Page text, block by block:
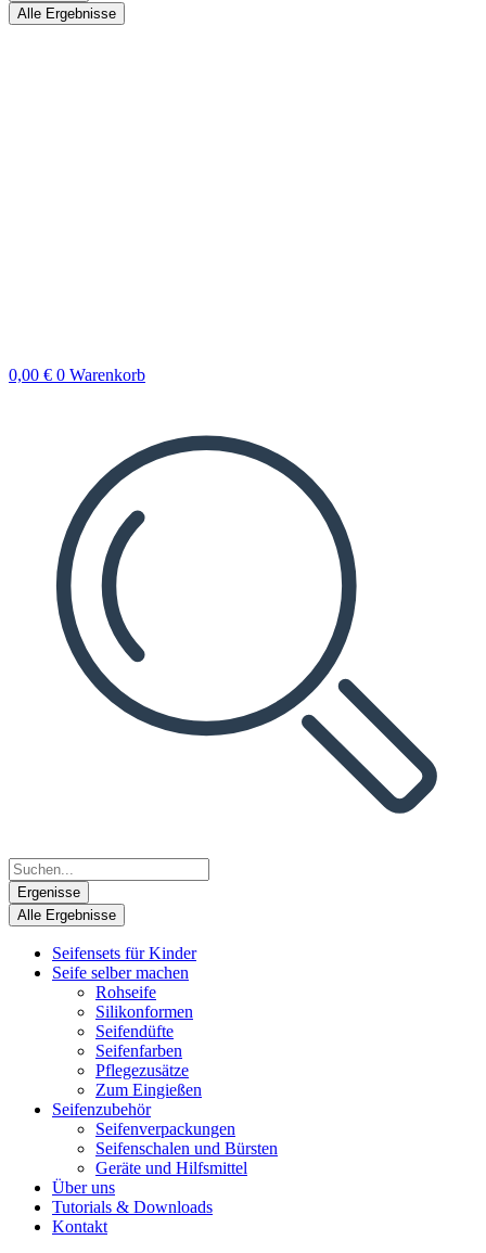
Alle Ergebnisse
0,00 € 0 Warenkorb
Ergenisse
Alle Ergebnisse
Seifensets für Kinder
Seife selber machen
Rohseife
Silikonformen
Seifendüfte
Seifenfarben
Pflegezusätze
Zum Eingießen
Seifenzubehör
Seifenverpackungen
Seifenschalen und Bürsten
Geräte und Hilfsmittel
Über uns
Tutorials & Downloads
Kontakt